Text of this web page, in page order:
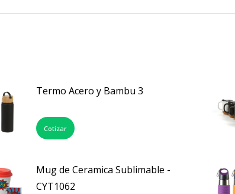
Termo Acero y Bambu 3
Cotizar
Mug de Ceramica Sublimable -
CYT1062